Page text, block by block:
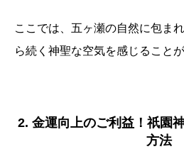
ここでは、五ヶ瀬の自然に包ま
ら続く神聖な空気を感じることが
2. 金運向上のご利益！祇園
方法